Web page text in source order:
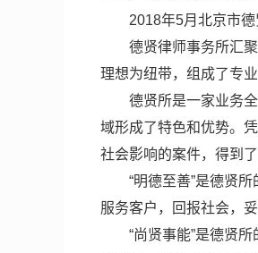
2018年5月北京市
德贤律师事务所汇
理想为纽带，组成了专
德贤所是一家业务
域形成了特色和优势。
社会影响的案件，得到
“明德至善”是德贤
服务客户，回报社会，
“尚贤事能”是德贤